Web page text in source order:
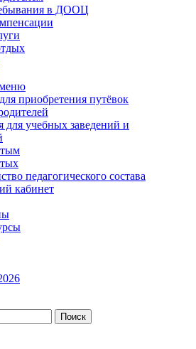
в ДООЦ
приобретения путёвок
учебных заведений и
педагогического состава
кабинет